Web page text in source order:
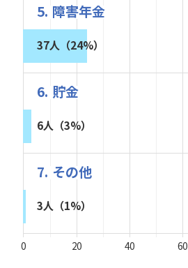
5. 障害年金
37人（24%）
6. 貯金
6人（3%）
7. その他
3人（1%）
0 20 40 60